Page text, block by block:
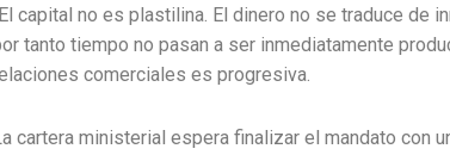
capital no es plastilina. El dinero no se traduce de
tanto tiempo no pasan a ser inmediatamente
comerciales es progresiva.
cartera ministerial espera finalizar el mandato con